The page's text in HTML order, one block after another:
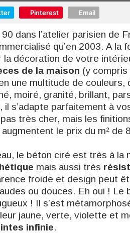
Pinterest Email
dans l’atelier parisien de
qu’en 2003. A la
la décoration de votre
de la maison (y compris
une multitude de
moiré, granité, brillant,
il s’adapte parfaitement à
pas très cher, mais les
le prix du m² de
le béton ciré est très à la
mais aussi très
froide et design peut
ou douces. Eh oui ! Le
! Il s’est
jaune, verte, violette et
infinie.